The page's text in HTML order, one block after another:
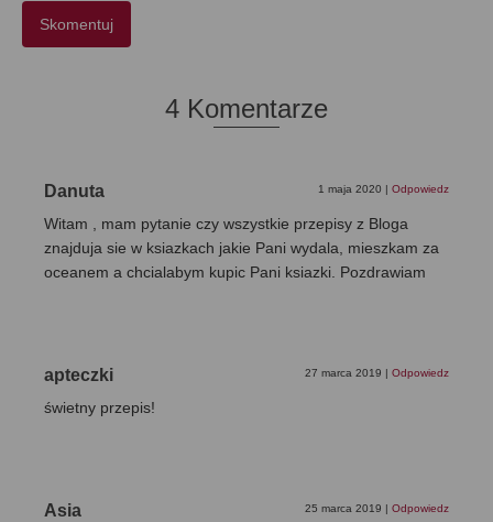
4 Komentarze
Danuta 1 maja 2020 Odpowiedz
Witam , mam pytanie czy wszystkie przepisy z Bloga
znajduja sie w ksiazkach jakie Pani wydala, mieszkam za
oceanem a chcialabym kupic Pani ksiazki. Pozdrawiam
apteczki 27 marca 2019 Odpowiedz
świetny przepis!
Asia 25 marca 2019 Odpowiedz